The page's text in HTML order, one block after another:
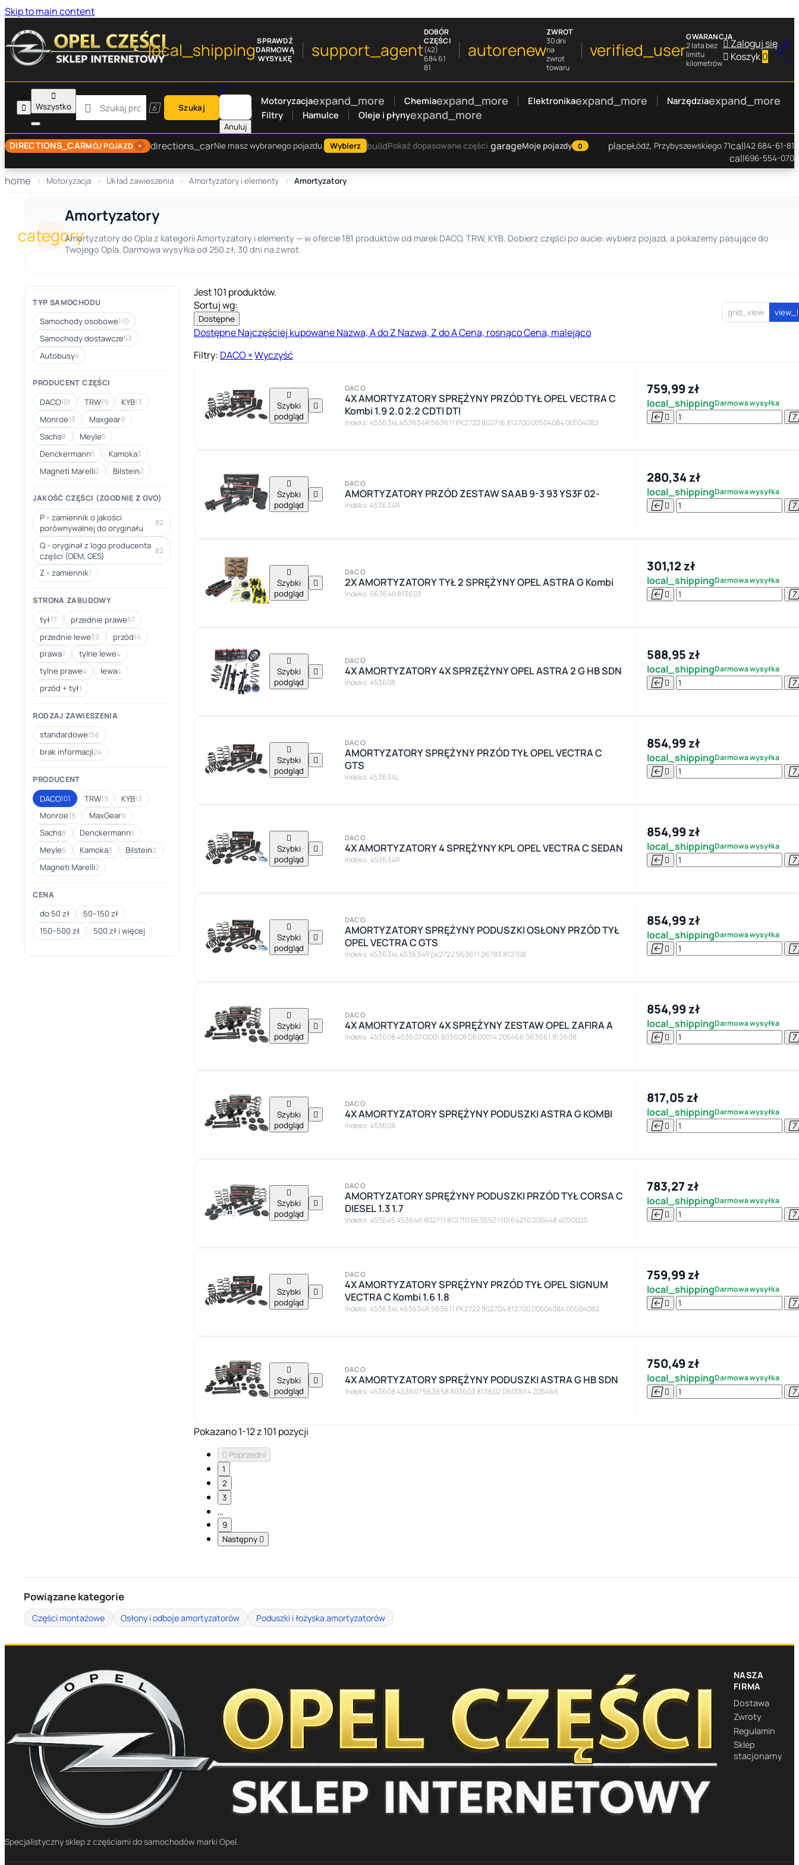
Skip to main content
local_shippingSPRAWDŹ
DARMOWĄ
WYSYŁKĘ
support_agent
DOBÓR
CZĘŚCI
(42)
684 61
81
autorenew
ZWROT
30 dni
na
zwrot
towaru
verified_user
GWARANCJA
2 lata bez
limitu
kilometrów
Zaloguj się
 Koszyk0 
0


Wszystko
  Szukaj

Anuluj
Motoryzacjaexpand_more Chemiaexpand_more Elektronikaexpand_more Narzędziaexpand_more
Filtry Hamulce Oleje i płynyexpand_more
DIRECTIONS_CARMÓJ POJAZD × directions_carNie masz wybranego pojazdu. Wybierz buildPokaż dopasowane części garageMoje pojazdy 0 placeŁódź, Przybyszewskiego 71call42 684-61-81
call696-554-070
home Motoryzacja Układ zawieszenia Amortyzatory i elementy Amortyzatory
category
Amortyzatory
Amortyzatory do Opla z kategorii Amortyzatory i elementy — w ofercie 181 produktów od marek DACO, TRW, KYB. Dobierz części po aucie: wybierz pojazd, a pokażemy pasujące do
Twojego Opla. Darmowa wysyłka od 250 zł, 30 dni na zwrot.
TYP SAMOCHODU
Samochody osobowe170
Samochody dostawcze53
Autobusy4
PRODUCENT CZĘŚCI
DACO101 TRW19 KYB13
Monroe13 Maxgear9
Sachs8 Meyle5
Denckermann5 Kamoka3
Magneti Marelli2 Bilstein2
JAKOŚĆ CZĘŚCI (ZGODNIE Z GVO)
P - zamiennik o jakości
porównywalnej do oryginału
82
Q - oryginał z logo producenta
części (OEM, OES)
82
Z - zamiennik1
STRONA ZABUDOWY
tył77 przednie prawe57
przednie lewe32 przód14
prawa7 tylne lewe4
tylne prawe4 lewa4
przód + tył1
RODZAJ ZAWIESZENIA
standardowe156
brak informacji24
PRODUCENT
DACO101 TRW19 KYB13
Monroe13 MaxGear9
Sachs8 Denckermann5
Meyle5 Kamoka3 Bilstein2
Magneti Marelli2
CENA
do 50 zł
50–150 zł
150–500 zł
500 zł i więcej
Jest 101 produktów.
Sortuj wg:
Dostępne
DostępneNajczęściej kupowaneNazwa, A do Z Nazwa, Z do ACena, rosnącoCena, malejąco
grid_view
Filtry: DACO ×Wyczyść

Szybki
podgląd

DACO
4X AMORTYZATORY SPRĘŻYNY PRZÓD TYŁ OPEL VECTRA C
Kombi 1.9 2.0 2.2 CDTI DTI
Indeks: 453634L 453634R 563611 PK2722 802716 812700 00504084 00504082
759,99 zł
local_shippingDarmowa wysyłka
 

Szybki
podgląd

DACO
AMORTYZATORY PRZÓD ZESTAW SAAB 9-3 93 YS3F 02-
Indeks: 453634R
280,34 zł
local_shippingDarmowa wysyłka
 

Szybki
podgląd

DACO
2X AMORTYZATORY TYŁ 2 SPRĘŻYNY OPEL ASTRA G Kombi
Indeks: 563640 813603
301,12 zł
local_shippingDarmowa wysyłka
 

Szybki
podgląd

DACO
4X AMORTYZATORY 4X SPRZĘŻYNY OPEL ASTRA 2 G HB SDN
Indeks: 453608
588,95 zł
local_shippingDarmowa wysyłka
 

Szybki
podgląd

DACO
AMORTYZATORY SPRĘŻYNY PRZÓD TYŁ OPEL VECTRA C
GTS
Indeks: 453634L
854,99 zł
local_shippingDarmowa wysyłka
 

Szybki
podgląd

DACO
4X AMORTYZATORY 4 SPRĘŻYNY KPL OPEL VECTRA C SEDAN
Indeks: 453634R
854,99 zł
local_shippingDarmowa wysyłka
 

Szybki
podgląd

DACO
AMORTYZATORY SPRĘŻYNY PODUSZKI OSŁONY PRZÓD TYŁ
OPEL VECTRA C GTS
Indeks: 453634L 453634R pk2722 563611 26783 812708
854,99 zł
local_shippingDarmowa wysyłka
 

Szybki
podgląd

DACO
4X AMORTYZATORY 4X SPRĘŻYNY ZESTAW OPEL ZAFIRA A
Indeks: 453608 453607 ODB1 803608 D600014 205466 563661 813608
854,99 zł
local_shippingDarmowa wysyłka
 

Szybki
podgląd

DACO
4X AMORTYZATORY SPRĘŻYNY PODUSZKI ASTRA G KOMBI
Indeks: 453608
817,05 zł
local_shippingDarmowa wysyłka
 

Szybki
podgląd

DACO
AMORTYZATORY SPRĘŻYNY PODUSZKI PRZÓD TYŁ CORSA C
DIESEL 1.3 1.7
Indeks: 453645 453646 802711 812710 563650 110164210 200448 4090025
783,27 zł
local_shippingDarmowa wysyłka
 

Szybki
podgląd

DACO
4X AMORTYZATORY SPRĘŻYNY PRZÓD TYŁ OPEL SIGNUM
VECTRA C Kombi 1.6 1.8
Indeks: 453634L 453634R 563611 PK2722 802704 812700 00504084 00504082
759,99 zł
local_shippingDarmowa wysyłka
 

Szybki
podgląd

DACO
4X AMORTYZATORY SPRĘŻYNY PODUSZKI ASTRA G HB SDN
Indeks: 453608 453607 563658 803603 813602 D600014 205466
750,49 zł
local_shippingDarmowa wysyłka
 
Pokazano 1-12 z 101 pozycji
 Poprzedni
1
2
3
…
9
Następny 
Powiązane kategorie
Części montażowe Osłony i odboje amortyzatorów Poduszki i łożyska amortyzatorów
Specjalistyczny sklep z częściami do samochodów marki Opel.
NASZA
FIRMA
Dostawa
Zwroty
Regulamin
Sklep
stacjonarny